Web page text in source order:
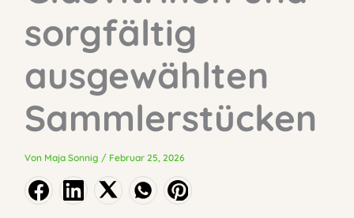
sorgfältig
ausgewählten
Sammlerstücken
Von Maja Sonnig / Februar 25, 2026